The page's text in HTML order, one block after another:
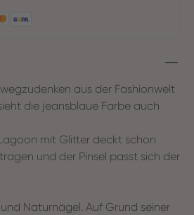
aus der Fashionwelt
die jeansblaue Farbe auch
mit Glitter deckt schon
und der Pinsel passt sich der
Naturnägel. Auf Grund seiner